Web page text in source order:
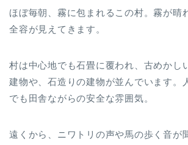
ほぼ毎朝、霧に包まれるこの村。霧が晴
全容が見えてきます。
村は中心地でも石畳に覆われ、古めかし
建物や、石造りの建物が並んでいます。
でも田舎ながらの安全な雰囲気。
遠くから、ニワトリの声や馬の歩く音が